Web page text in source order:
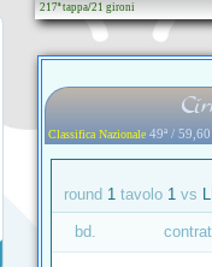
217ª tappa/21 gironi
Classifica Nazionale 49ª / 59,60
round 1 tavolo 1 vs
bd.